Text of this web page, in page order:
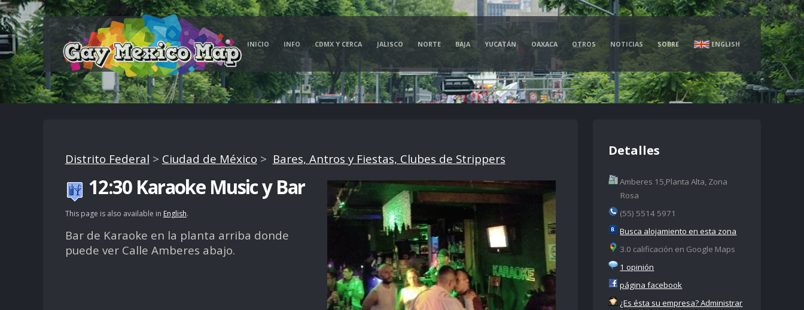
INICIO INFO CDMX Y CERCA JALISCO NORTE BAJA YUCATÁN OAXACA OTROS NOTICIAS SOBRE ENGLISH
Distrito Federal > Ciudad de México > Bares, Antros y Fiestas, Clubes de Strippers
12:30 Karaoke Music y Bar
This page is also available in English.
Bar de Karaoke en la planta arriba donde
puede ver Calle Amberes abajo.
Detalles
Amberes 15,Planta Alta, Zona
Rosa
(55) 5514 5971
Busca alojamiento en esta zona
3.0 calificación en Google Maps
1 opinión
página facebook
¿Es ésta su empresa? Administrar